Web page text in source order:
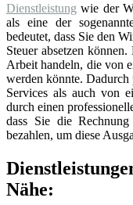
Dienstleistung wie der
als eine der
bedeutet, dass Sie den
Steuer absetzen
Arbeit handeln, die von
werden könnte.
Services als auch von
durch einen
dass Sie die
bezahlen, um diese
Nähe: